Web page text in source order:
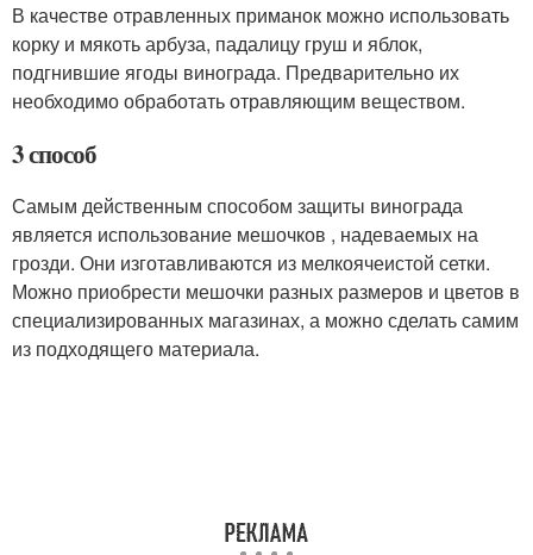
В качестве отравленных приманок можно использовать
корку и мякоть арбуза, падалицу груш и яблок,
подгнившие ягоды винограда. Предварительно их
необходимо обработать отравляющим веществом.
3 способ
Самым действенным способом защиты винограда
является использование мешочков , надеваемых на
грозди. Они изготавливаются из мелкоячеистой сетки.
Можно приобрести мешочки разных размеров и цветов в
специализированных магазинах, а можно сделать самим
из подходящего материала.